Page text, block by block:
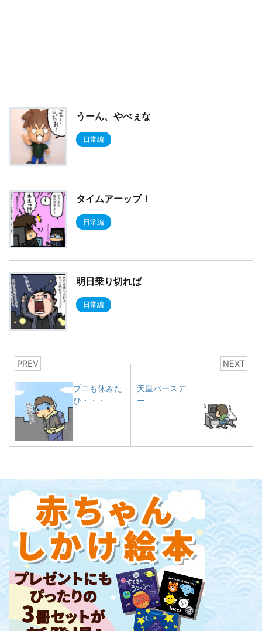
うーん、やべぇな
日常編
タイムアーップ！
日常編
明日乗り切れば
日常編
PREV
プニも休みた
ひ・・・
NEXT
天皇バースデ
ー